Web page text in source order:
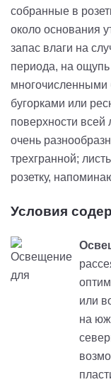
собранные в
около основания
запас влаги на
периода, на
многочисленными
бугорками или
поверхности
очень
трехгранной;
розетку,
Условия
или
на